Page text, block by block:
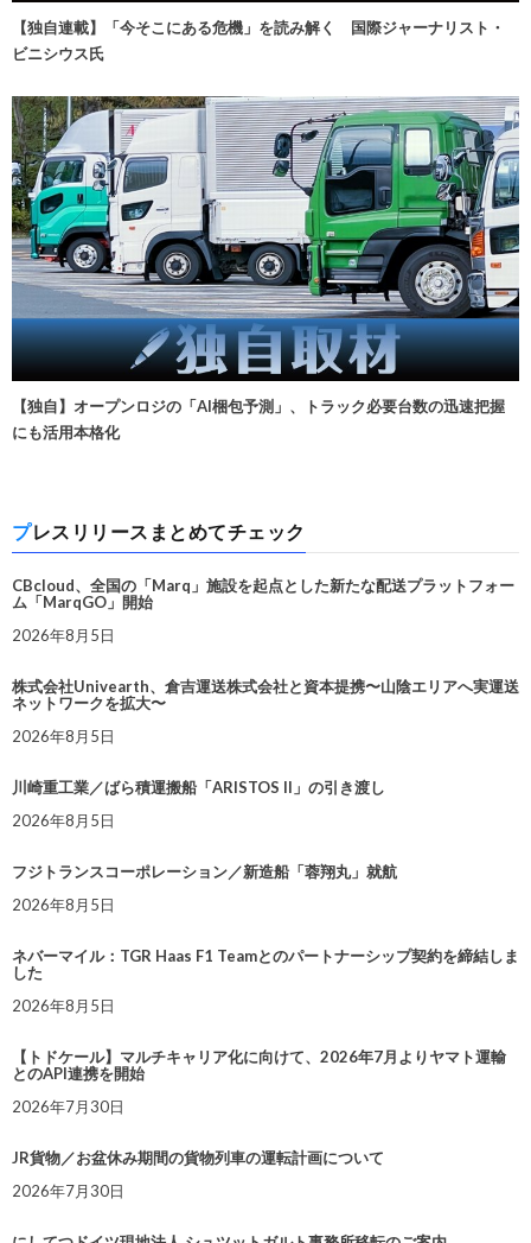
【独自連載】「今そこにある危機」を読み解く 国際ジャーナリスト・
ビニシウス氏
【独自】オープンロジの「AI梱包予測」、トラック必要台数の迅速把握
にも活用本格化
プレスリリースまとめてチェック
CBcloud、全国の「Marq」施設を起点とした新たな配送プラットフォー
ム「MarqGO」開始
2026年8月5日
株式会社Univearth、倉吉運送株式会社と資本提携〜山陰エリアへ実運送
ネットワークを拡大〜
2026年8月5日
川崎重工業／ばら積運搬船「ARISTOS II」の引き渡し
2026年8月5日
フジトランスコーポレーション／新造船「蓉翔丸」就航
2026年8月5日
ネバーマイル：TGR Haas F1 Teamとのパートナーシップ契約を締結しま
した
2026年8月5日
【トドケール】マルチキャリア化に向けて、2026年7月よりヤマト運輸
とのAPI連携を開始
2026年7月30日
JR貨物／お盆休み期間の貨物列車の運転計画について
2026年7月30日